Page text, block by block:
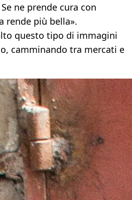
ne prende cura con
rende più bella».
questo tipo di immagini
camminando tra mercati e